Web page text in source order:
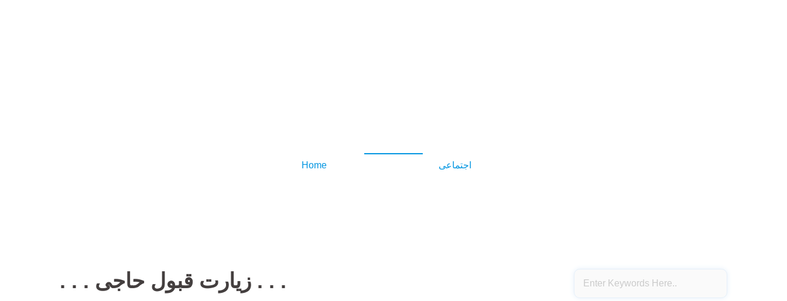
Home اجتماعی
. . . زیارت قبول حاجی . . .